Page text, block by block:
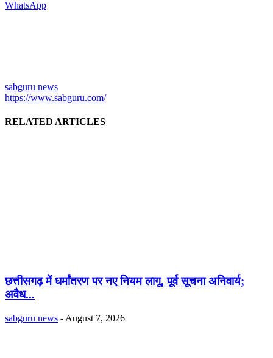
WhatsApp
sabguru news
https://www.sabguru.com/
RELATED ARTICLES
छत्तीसगढ़ में धर्मांतरण पर नए नियम लागू, पूर्व सूचना अनिवार्य;
अवैध...
sabguru news - August 7, 2026